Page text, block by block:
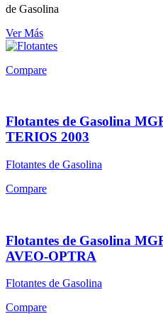
de Gasolina
Ver Más
Compare
Flotantes de Gasolina
TERIOS 2003
Flotantes de Gasolina
Compare
Flotantes de Gasolina
AVEO-OPTRA
Flotantes de Gasolina
Compare